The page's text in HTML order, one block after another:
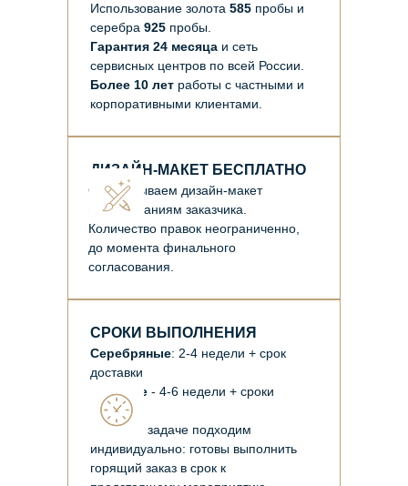
Использование золота 585 пробы и
серебра 925 пробы.
Гарантия 24 месяца и сеть
сервисных центров по всей России.
Более 10 лет работы с частными и
корпоративными клиентами.
ДИЗАЙН-МАКЕТ БЕСПЛАТНО
Отрисовываем дизайн-макет
по пожеланиям заказчика.
Количество правок неограниченно,
до момента финального
согласования.
СРОКИ ВЫПОЛНЕНИЯ
Серебряные: 2-4 недели + срок
доставки
Золотые - 4-6 недели + сроки
доставки
К каждой задаче подходим
индивидуально: готовы выполнить
горящий заказ в срок к